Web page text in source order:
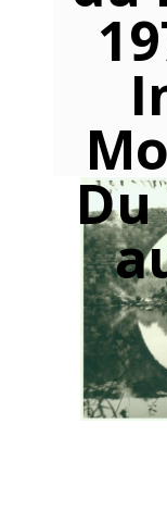
Du
En
votre adresse
aucun cas elle ne